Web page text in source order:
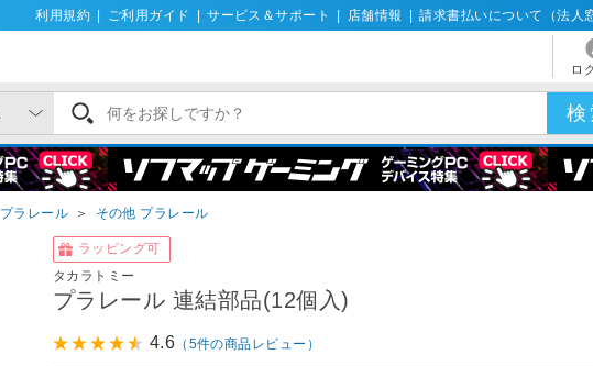
利用規約 ご利用ガイド サービス＆サポート 店舗情報 請求書払いについて（法人
ロ
プラレール ＞ その他 プラレール
ラッピング可
タカラトミー
プラレール 連結部品(12個入)
4.6 （5件の商品レビュー）